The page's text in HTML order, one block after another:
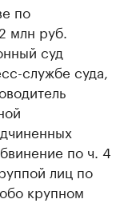
по
млн руб.
суд
службе суда,
по ч. 4
лиц по
крупном